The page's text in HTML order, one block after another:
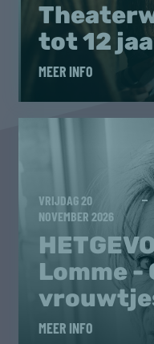
tot 12
MEER INFO
VRIJDAG 20
NOVEMBER 2026
Lomme -
MEER INFO